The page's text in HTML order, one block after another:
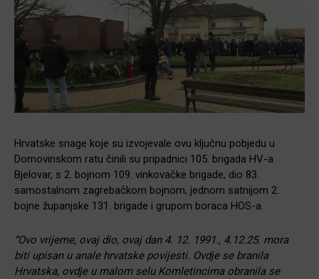
Hrvatske snage koje su izvojevale ovu ključnu pobjedu u
Domovinskom ratu činili su pripadnici 105. brigada HV-a
Bjelovar, s 2. bojnom 109. vinkovačke brigade, dio 83.
samostalnom zagrebačkom bojnom, jednom satnijom 2.
bojne županjske 131. brigade i grupom boraca HOS-a.
“Ovo vrijeme, ovaj dio, ovaj dan 4. 12. 1991., 4.12.25. mora
biti upisan u anale hrvatske povijesti. Ovdje se branila
Hrvatska, ovdje u malom selu Komletincima obranila se